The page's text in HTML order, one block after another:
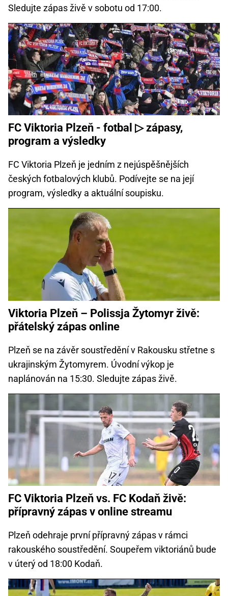
Sledujte zápas živě v sobotu od 17:00.
FC Viktoria Plzeň - fotbal ▷ zápasy,
program a výsledky
FC Viktoria Plzeň je jedním z nejúspěšnějších
českých fotbalových klubů. Podívejte se na její
program, výsledky a aktuální soupisku.
Viktoria Plzeň – Polissja Žytomyr živě:
přátelský zápas online
Plzeň se na závěr soustředění v Rakousku střetne s
ukrajinským Žytomyrem. Úvodní výkop je
naplánován na 15:30. Sledujte zápas živě.
FC Viktoria Plzeň vs. FC Kodaň živě:
přípravný zápas v online streamu
Plzeň odehraje první přípravný zápas v rámci
rakouského soustředění. Soupeřem viktoriánů bude
v úterý od 18:00 Kodaň.